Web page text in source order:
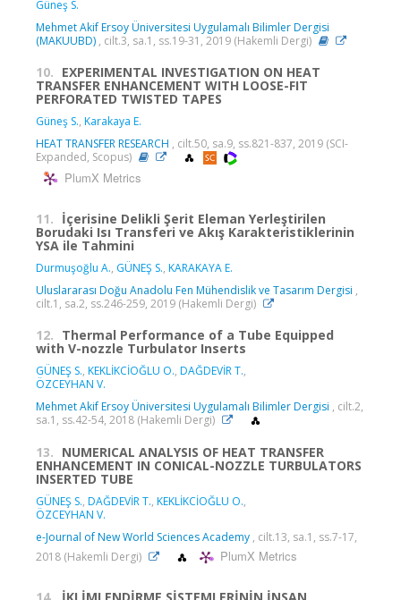
Güneş S.
Mehmet Akif Ersoy Üniversitesi Uygulamalı Bilimler Dergisi
(MAKUUBD) , cilt.3, sa.1, ss.19-31, 2019 (Hakemli Dergi)
10. EXPERIMENTAL INVESTIGATION ON HEAT
TRANSFER ENHANCEMENT WITH LOOSE-FIT
PERFORATED TWISTED TAPES
Güneş S., Karakaya E.
HEAT TRANSFER RESEARCH , cilt.50, sa.9, ss.821-837, 2019 (SCI-
Expanded, Scopus)
PlumX Metrics
11. İçerisine Delikli Şerit Eleman Yerleştirilen
Borudaki Isı Transferi ve Akış Karakteristiklerinin
YSA ile Tahmini
Durmuşoğlu A., GÜNEŞ S., KARAKAYA E.
Uluslararası Doğu Anadolu Fen Mühendislik ve Tasarım Dergisi ,
cilt.1, sa.2, ss.246-259, 2019 (Hakemli Dergi)
12. Thermal Performance of a Tube Equipped
with V-nozzle Turbulator Inserts
GÜNEŞ S., KEKLİKCİOĞLU O., DAĞDEVİR T.,
ÖZCEYHAN V.
Mehmet Akif Ersoy Üniversitesi Uygulamalı Bilimler Dergisi , cilt.2,
sa.1, ss.42-54, 2018 (Hakemli Dergi)
13. NUMERICAL ANALYSIS OF HEAT TRANSFER
ENHANCEMENT IN CONICAL-NOZZLE TURBULATORS
INSERTED TUBE
GÜNEŞ S., DAĞDEVİR T., KEKLİKCİOĞLU O.,
ÖZCEYHAN V.
e-Journal of New World Sciences Academy , cilt.13, sa.1, ss.7-17,
2018 (Hakemli Dergi)
PlumX Metrics